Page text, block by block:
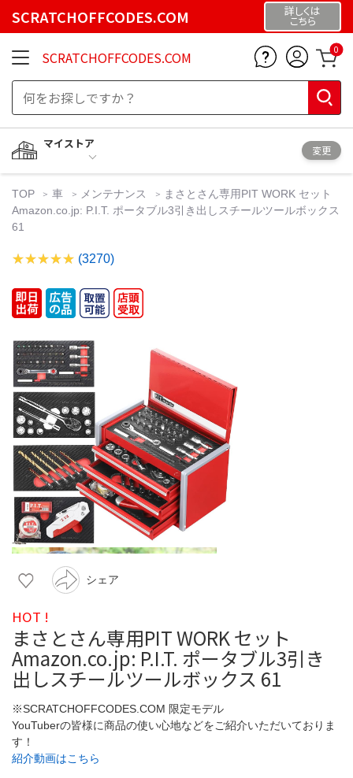
SCRATCHOFFCODES.COM 詳しくは
こちら
SCRATCHOFFCODES.COM 0
マイストア
変更
TOP 車 メンテナンス
まさとさん専用PIT WORK セット
Amazon.co.jp: P.I.T. ポータブル3引き出しスチールツールボックス
61
(3270)
シェア
HOT !
まさとさん専用PIT WORK セット
Amazon.co.jp: P.I.T. ポータブル3引き
出しスチールツールボックス 61
※SCRATCHOFFCODES.COM 限定モデル
YouTuberの皆様に商品の使い心地などをご紹介いただいておりま
す！
紹介動画はこちら